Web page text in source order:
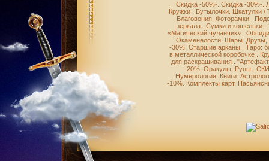
Скидка -50%- Скидка -30%-
Кружки
Бутылочки. Шкатулки /
Благовония. Фоторамки
зеркала
Сумки и кошельки -
«Магический чуланчик»
Окаменелости Шары
-30%. Старшие арканы
Таро:
в металлической коробочке
для раскрашивания
-20% Оракулы Руны
Нумерология. Книги:
-10% Комплекты карт.